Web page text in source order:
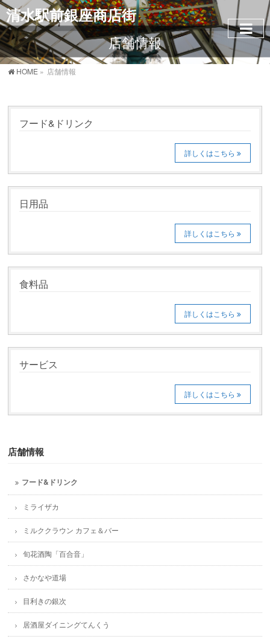
清水駅前銀座商店街
店舗情報
HOME » 店舗情報
フード&ドリンク
詳しくはこちら
日用品
詳しくはこちら
食料品
詳しくはこちら
サービス
詳しくはこちら
店舗情報
フード&ドリンク
ミライザカ
ミルククラウン カフェ＆バー
旬花酒陶「百合音」
さかなや道場
目利きの銀次
居酒屋ダイニングてんくう